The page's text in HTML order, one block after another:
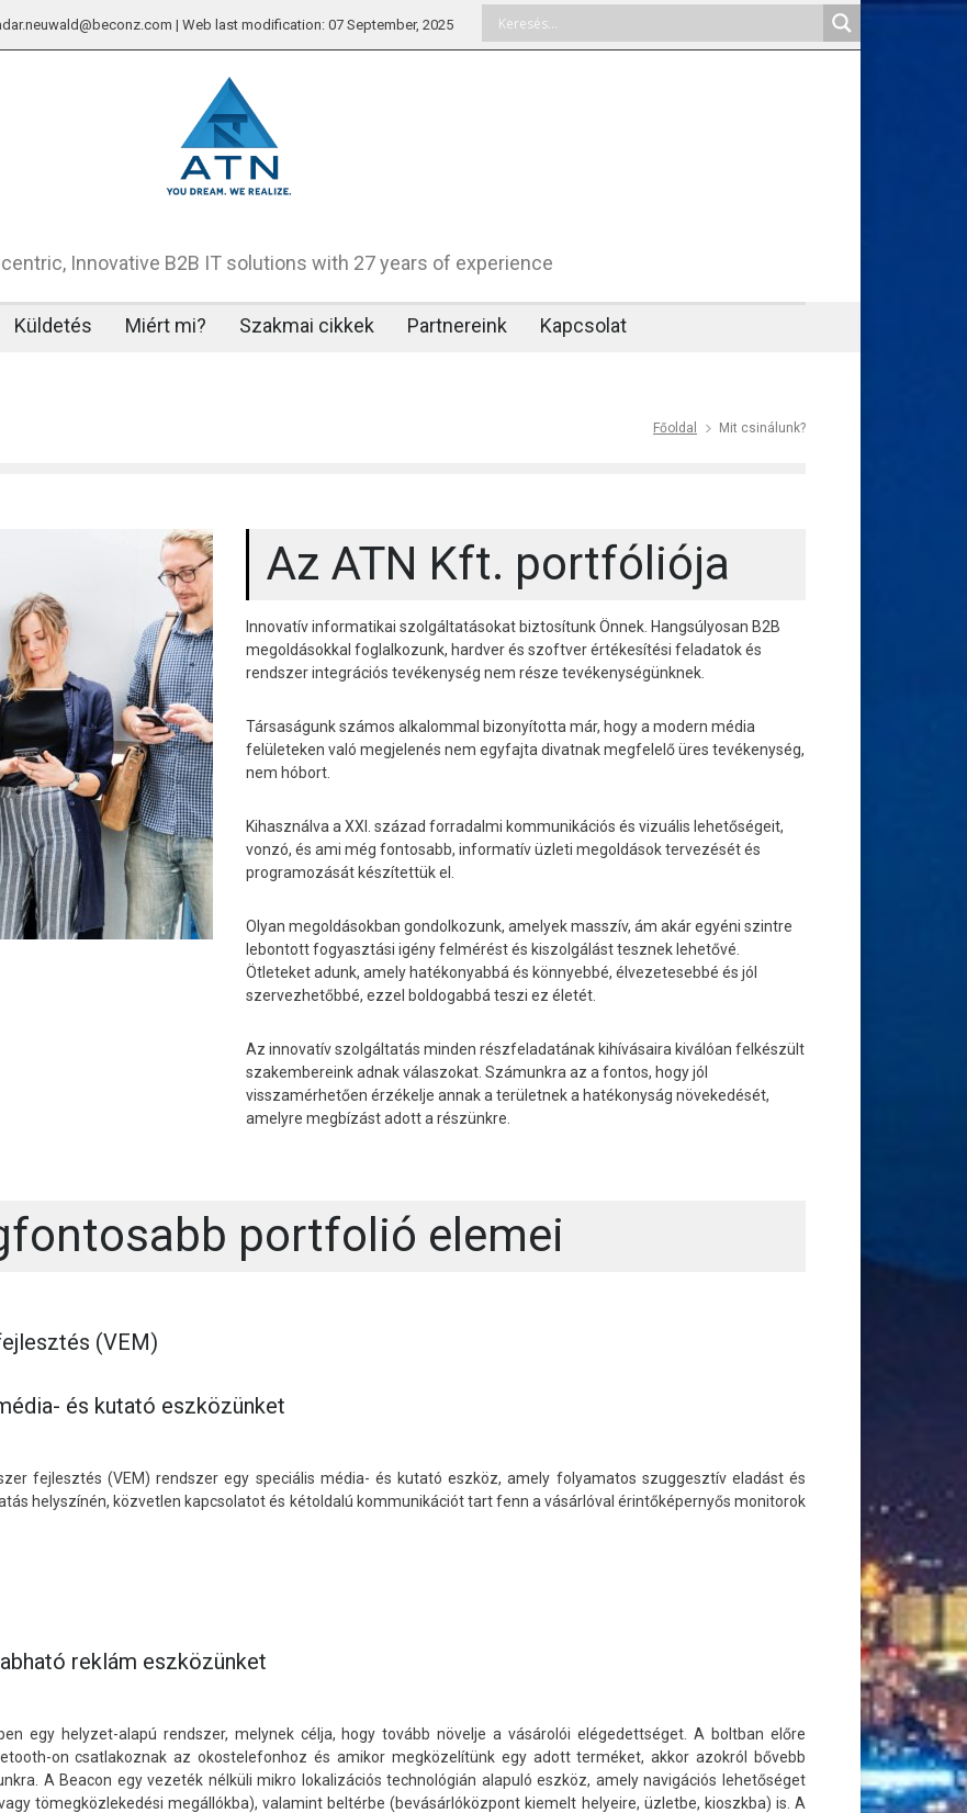
| Web last modification: 07 September, 2025
Innovative B2B IT solutions with 27 years of experience
Küldetés Miért mi? Szakmai cikkek Partnereink Kapcsolat
Főoldal Mit csinálunk?
Az ATN Kft. portfóliója
Innovatív informatikai szolgáltatásokat biztosítunk Önnek. Hangsúlyosan B2B
megoldásokkal foglalkozunk, hardver és szoftver értékesítési feladatok és
rendszer integrációs tevékenység nem része tevékenységünknek.
Társaságunk számos alkalommal bizonyította már, hogy a modern média
felületeken való megjelenés nem egyfajta divatnak megfelelő üres tevékenység,
nem hóbort.
Kihasználva a XXI. század forradalmi kommunikációs és vizuális lehetőségeit,
vonzó, és ami még fontosabb, informatív üzleti megoldások tervezését és
programozását készítettük el.
Olyan megoldásokban gondolkozunk, amelyek masszív, ám akár egyéni szintre
lebontott fogyasztási igény felmérést és kiszolgálást tesznek lehetővé.
Ötleteket adunk, amely hatékonyabbá és könnyebbé, élvezetesebbé és jól
szervezhetőbbé, ezzel boldogabbá teszi ez életét.
Az innovatív szolgáltatás minden részfeladatának kihívásaira kiválóan felkészült
szakembereink adnak válaszokat. Számunkra az a fontos, hogy jól
visszamérhetően érzékelje annak a területnek a hatékonyság növekedését,
amelyre megbízást adott a részünkre.
portfolió elemei
(VEM)
és kutató eszközünket
fejlesztés (VEM) rendszer egy speciális média- és kutató eszköz, amely folyamatos szuggesztív eladást és
helyszínén, közvetlen kapcsolatot és kétoldalú kommunikációt tart fenn a vásárlóval érintőképernyős monitorok
reklám eszközünket
egy helyzet-alapú rendszer, melynek célja, hogy tovább növelje a vásárolói elégedettséget. A boltban előre
on csatlakoznak az okostelefonhoz és amikor megközelítünk egy adott terméket, akkor azokról bővebb
A Beacon egy vezeték nélküli mikro lokalizációs technológián alapuló eszköz, amely navigációs lehetőséget
tömegközlekedési megállókba), valamint beltérbe (bevásárlóközpont kiemelt helyeire, üzletbe, kioszkba) is. A